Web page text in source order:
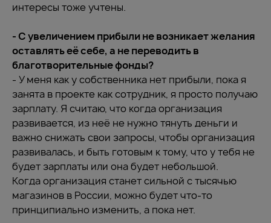
интересы тоже учтены.
- С увеличением прибыли не возникает желания
оставлять её себе, а не переводить в
благотворительные фонды?
- У меня как у собственника нет прибыли, пока я
занята в проекте как сотрудник, я просто получаю
зарплату. Я считаю, что когда организация
развивается, из неё не нужно тянуть деньги и
важно снижать свои запросы, чтобы организация
развивалась, и быть готовым к тому, что у тебя не
будет зарплаты или она будет небольшой.
Когда организация станет сильной с тысячью
магазинов в России, можно будет что-то
принципиально изменить, а пока нет.